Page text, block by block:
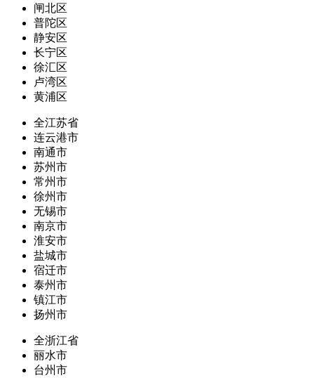
闸北区
普陀区
静安区
长宁区
徐汇区
卢湾区
黄浦区
全江苏省
连云港市
南通市
苏州市
常州市
徐州市
无锡市
南京市
淮安市
盐城市
宿迁市
泰州市
镇江市
扬州市
全浙江省
丽水市
台州市